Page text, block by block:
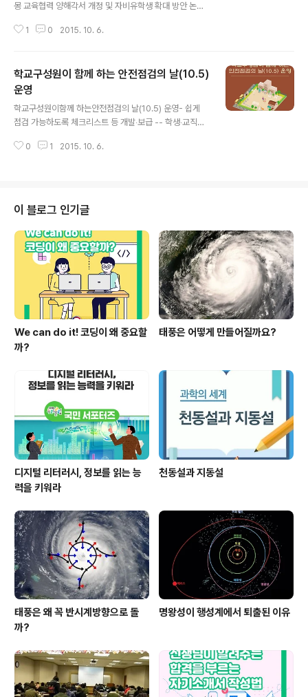
몽 교육협력 양해각서 개정 및 자비유학생 확대 방안 논의
바타르를 방문하여, 치메드 사이한빌렉(Chimed SAIKH
양국 국민 간 교류가 활발하므로 이를 통해 경제협력이 더
욱 확대되기를 희망한다며, 몽골의 산업 인프라 구축에 한
국기업이 많이 참여하기를 바라고, 특히, 정보통신기술(IC
T)이 발전한 한국에서 몽골 정보통신(IT) 기술자들이 연수
받을 수 있도록 지원해줄 것을 요청했습니다. 황부총리는
천연자원은 없지만 기술력이 풍부한 한국이 몽골의 자원개
1 0 2015. 10. 6.
학교구성원이 함께 하는 안전점검의 날(10.5)
운영
학교구성원이함께 하는안전점검의 날(10.5) 운영- 쉽게
점검 가능하도록 체크리스트 등 개발‧보급 -- 학생‧교직원
학교구성원이 함께하는 안전점검의 날을 처음 운영합니다.
점검의 날’로 운영 「재난 및 안전관리 기본법 제66조의3
(국민안전의 날 등) 국가는 대통령령으로 정하는 바에 따라
국민의 안전의식 수준을 높이기 위하여 안전점검의 날과
방재의 날을 정하여 필요한 행사 등을 할 수 있다. 교육부는
매월 안전점검의 날을 통해 학교안전을 총체적으로 점검하
0 1 2015. 10. 6.
이 블로그 인기글
We can do it! 코딩이 왜 중요할
까?
태풍은 어떻게 만들어질까요?
디지털 리터러시, 정보를 읽는 능
력을 키워라
천동설과 지동설
태풍은 왜 꼭 반시계방향으로 돌
까?
명왕성이 행성계에서 퇴출된 이유